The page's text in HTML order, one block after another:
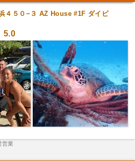
４５０−３ AZ House #1F ダイビ
5.0
営業